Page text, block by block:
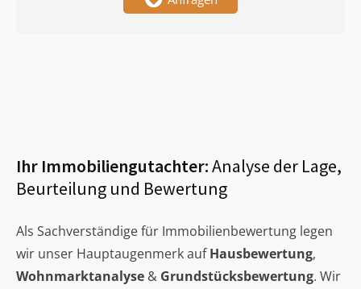
Ihr Immobiliengutachter:Analyse der Lage,
Beurteilung und Bewertung
Als Sachverständige für Immobilienbewertung legen
wir unser Hauptaugenmerk aufHausbewertung,
Wohnmarktanalyse & Grundstücksbewertung. Wir